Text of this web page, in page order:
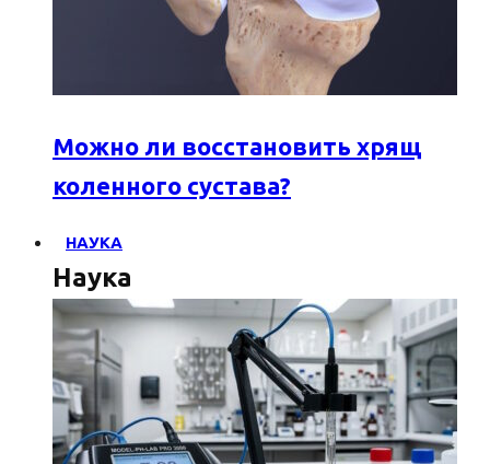
Можно ли восстановить хрящ
коленного сустава?
НАУКА
Наука